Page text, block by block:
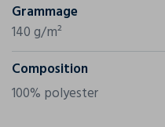
Grammage
140 g/m²
Composition
100% polyester